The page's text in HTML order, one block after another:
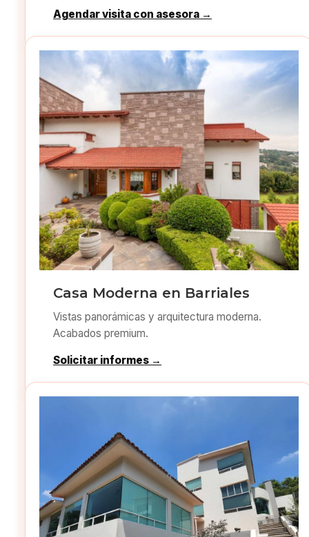
Agendar visita con asesora →
Casa Moderna en Barriales
Vistas panorámicas y arquitectura moderna.
Acabados premium.
Solicitar informes →